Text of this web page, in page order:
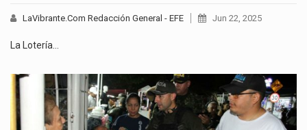
LaVibrante.Com Redacción General - EFE Jun 22, 2025
La Lotería…